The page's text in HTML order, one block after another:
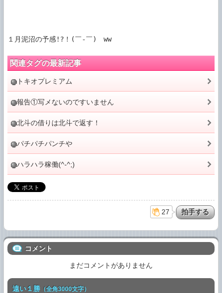
１月泥沼の予感!?！(￣-￣)ゞww
関連タグの最新記事
トキオプレミアム
報告①写メないのですいません
北斗の借りは北斗で返す！
パチパチパンチや
ハラハラ稼働(^-^;)
27
コメント
まだコメントがありません
遠い１勝 （全角3000文字）